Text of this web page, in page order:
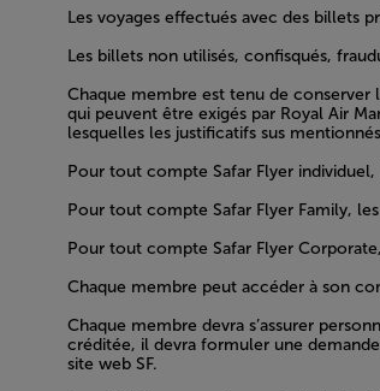
Les voyages effectués avec des billets
Les billets non utilisés, confisqués,
Chaque membre est tenu de conserver
qui peuvent être exigés par Royal Air
lesquelles les justificatifs sus
Pour tout compte Safar Flyer
Pour tout compte Safar Flyer Family,
Pour tout compte Safar Flyer
Chaque membre peut accéder à son
Chaque membre devra s’assurer
créditée, il devra formuler une
site web SF.